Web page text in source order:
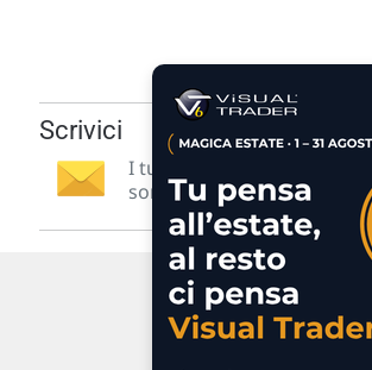
Scrivici
I tuoi suggerimenti per noi
sono preziosi e molto utili!